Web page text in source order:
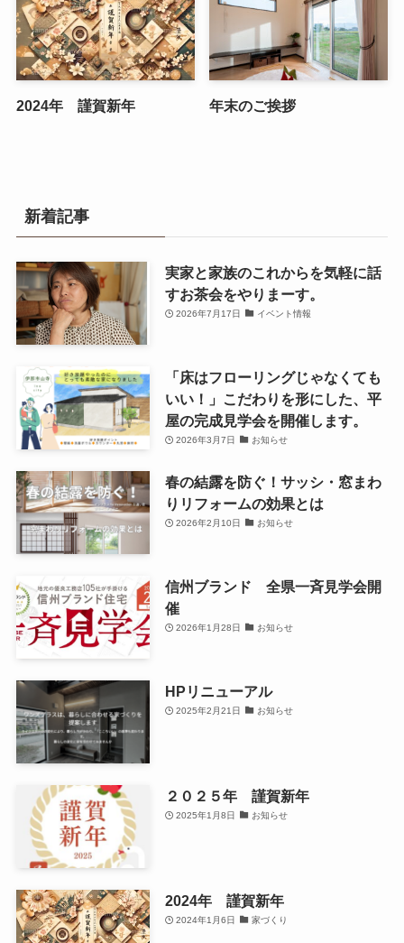
2024年 謹賀新年 年末のご挨拶
新着記事
実家と家族のこれからを気軽に話
すお茶会をやりまーす。
2026年7月17日 イベント情報
「床はフローリングじゃなくても
いい！」こだわりを形にした、平
屋の完成見学会を開催します。
2026年3月7日 お知らせ
春の結露を防ぐ！サッシ・窓まわ
りリフォームの効果とは
2026年2月10日 お知らせ
信州ブランド 全県一斉見学会開
催
2026年1月28日 お知らせ
HPリニューアル
2025年2月21日 お知らせ
２０２５年 謹賀新年
2025年1月8日 お知らせ
2024年 謹賀新年
2024年1月6日 家づくり